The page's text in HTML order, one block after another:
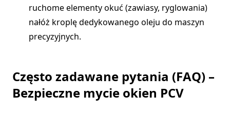
ruchome elementy okuć (zawiasy, ryglowania)
nałóż kroplę dedykowanego oleju do maszyn
precyzyjnych.
Często zadawane pytania (FAQ) –
Bezpieczne mycie okien PCV